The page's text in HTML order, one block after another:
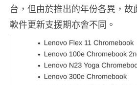
台，但由於推出的年份各異，故
軟件更新支援期亦會不同。